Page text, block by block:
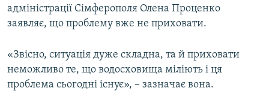
адміністрації Сімферополя Олена Проценко
заявляє, що проблему вже не приховати.
«Звісно, ситуація дуже складна, та й приховати
неможливо те, що водосховища міліють і ця
проблема сьогодні існує», – зазначає вона.